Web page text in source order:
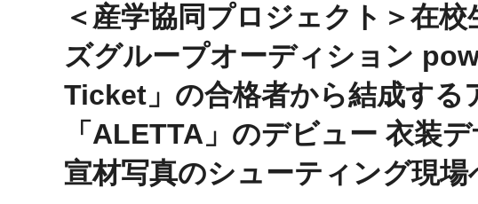
＜産学協同プロジェクト＞在
ズグループオーディション
Ticket」の合格者から結成する
「ALETTA」のデビュー 衣装
宣材写真のシューティング現場